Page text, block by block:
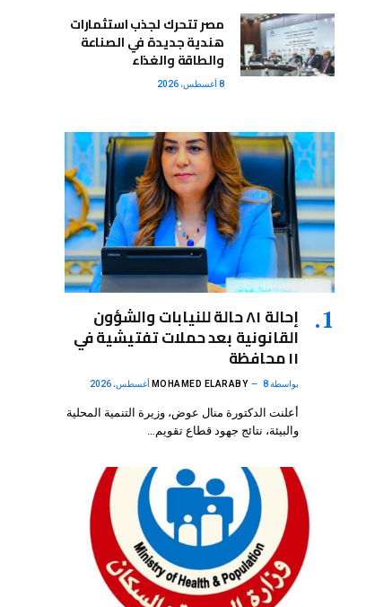
مصر تتحرك لجذب استثمارات
هندية جديدة في الصناعة
والطاقة والغذاء
8 أغسطس، 2026
إحالة ٨١ حالة للنيابات والشؤون
القانونية بعد حملات تفتيشية في
١١ محافظة
بواسطة MOHAMED ELARABY 8 أغسطس، 2026
أعلنت الدكتورة منال عوض، وزيرة التنمية المحلية
والبيئة، نتائج جهود قطاع تقويم…